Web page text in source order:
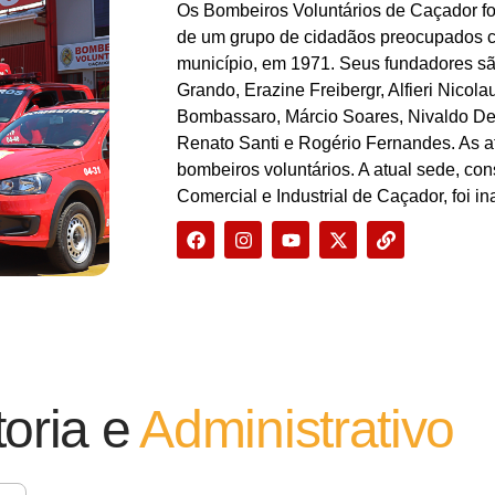
Os Bombeiros Voluntários de Caçador
de um grupo de cidadãos preocupados
município, em 1971. Seus fundadores
Grando, Erazine Freibergr, Alfieri
Bombassaro, Márcio Soares, Nivaldo
Renato Santi e Rogério Fernandes. As
bombeiros voluntários. A atual sede,
Comercial e Industrial de Caçador, foi
eAdministrativo